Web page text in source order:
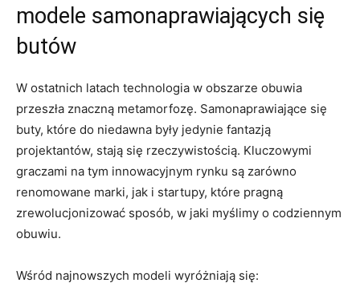
modele samonaprawiających się
butów
W ostatnich latach technologia w obszarze obuwia
przeszła znaczną metamorfozę. Samonaprawiające się
buty, które do niedawna były jedynie fantazją
projektantów, stają się rzeczywistością. Kluczowymi
graczami na tym innowacyjnym rynku są zarówno
renomowane marki, jak i startupy, które pragną
zrewolucjonizować sposób, w jaki myślimy o codziennym
obuwiu.
Wśród najnowszych modeli wyróżniają się: